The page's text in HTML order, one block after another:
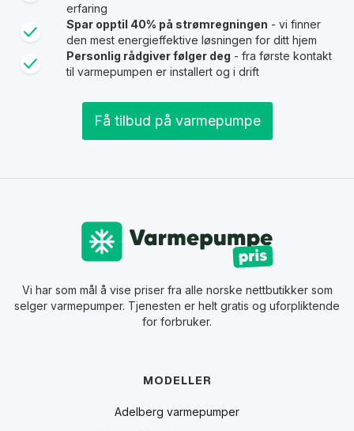
erfaring
Spar opptil 40% på strømregningen - vi finner
den mest energieffektive løsningen for ditt hjem
Personlig rådgiver følger deg - fra første kontakt
til varmepumpen er installert og i drift
Få tilbud på varmepumpe
Vi har som mål å vise priser fra alle norske nettbutikker som
selger varmepumper. Tjenesten er helt gratis og uforpliktende
for forbruker.
MODELLER
Adelberg varmepumper